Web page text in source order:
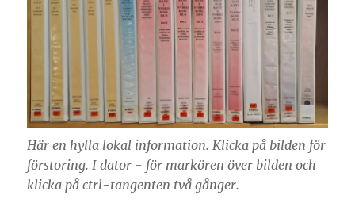
Här en hylla lokal information. Klicka på bilden för
förstoring. I dator - för markören över bilden och
klicka på ctrl-tangenten två gånger.